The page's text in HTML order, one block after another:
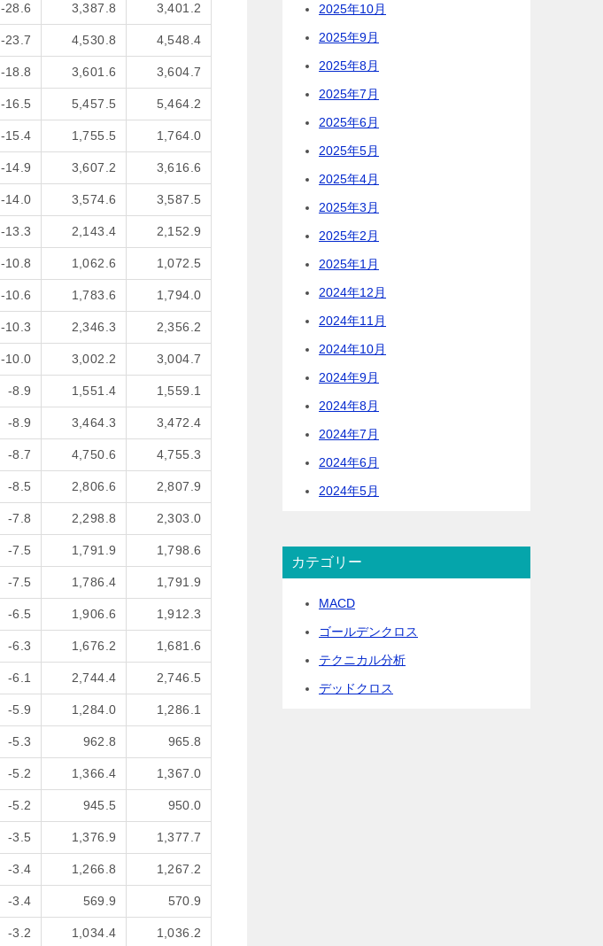
-28.6 3,387.8 3,401.2
-23.7 4,530.8 4,548.4
-18.8 3,601.6 3,604.7
-16.5 5,457.5 5,464.2
-15.4 1,755.5 1,764.0
-14.9 3,607.2 3,616.6
-14.0 3,574.6 3,587.5
-13.3 2,143.4 2,152.9
-10.8 1,062.6 1,072.5
-10.6 1,783.6 1,794.0
-10.3 2,346.3 2,356.2
-10.0 3,002.2 3,004.7
-8.9 1,551.4 1,559.1
-8.9 3,464.3 3,472.4
-8.7 4,750.6 4,755.3
-8.5 2,806.6 2,807.9
-7.8 2,298.8 2,303.0
-7.5 1,791.9 1,798.6
-7.5 1,786.4 1,791.9
-6.5 1,906.6 1,912.3
-6.3 1,676.2 1,681.6
-6.1 2,744.4 2,746.5
-5.9 1,284.0 1,286.1
-5.3 962.8 965.8
-5.2 1,366.4 1,367.0
-5.2 945.5 950.0
-3.5 1,376.9 1,377.7
-3.4 1,266.8 1,267.2
-3.4 569.9 570.9
-3.2 1,034.4 1,036.2
2025年10月
2025年9月
2025年8月
2025年7月
2025年6月
2025年5月
2025年4月
2025年3月
2025年2月
2025年1月
2024年12月
2024年11月
2024年10月
2024年9月
2024年8月
2024年7月
2024年6月
2024年5月
カテゴリー
MACD
ゴールデンクロス
テクニカル分析
デッドクロス